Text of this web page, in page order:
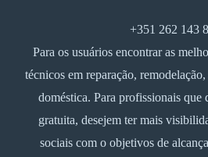
+351 262 143
Para os usuários encontrar as
técnicos em reparação,
doméstica. Para profissionais que
gratuita, desejem ter mais
sociais com o objetivos de